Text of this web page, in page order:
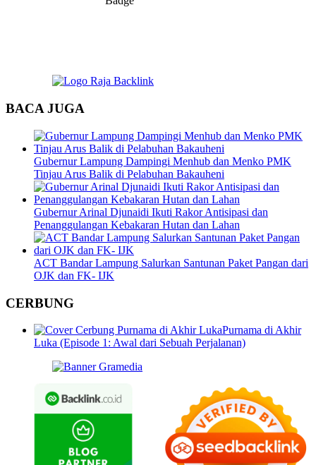
BACA JUGA
Gubernur Lampung Dampingi Menhub dan Menko PMK
Tinjau Arus Balik di Pelabuhan Bakauheni
Gubernur Arinal Djunaidi Ikuti Rakor Antisipasi dan
Penanggulangan Kebakaran Hutan dan Lahan
ACT Bandar Lampung Salurkan Santunan Paket Pangan dari
OJK dan FK- IJK
CERBUNG
Purnama di Akhir
Luka (Episode 1: Awal dari Sebuah Perjalanan)